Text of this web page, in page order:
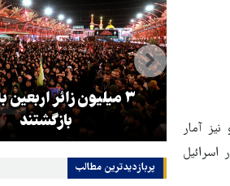
آمار
اسرائیل
۳ میلیون زائر
بازگشتند
پربازدیدترین‌ مطالب